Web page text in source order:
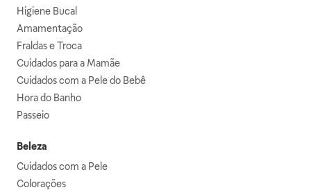
Higiene Bucal
Amamentação
Fraldas e Troca
Cuidados para a Mamãe
Cuidados com a Pele do Bebê
Hora do Banho
Passeio
Beleza
Cuidados com a Pele
Colorações